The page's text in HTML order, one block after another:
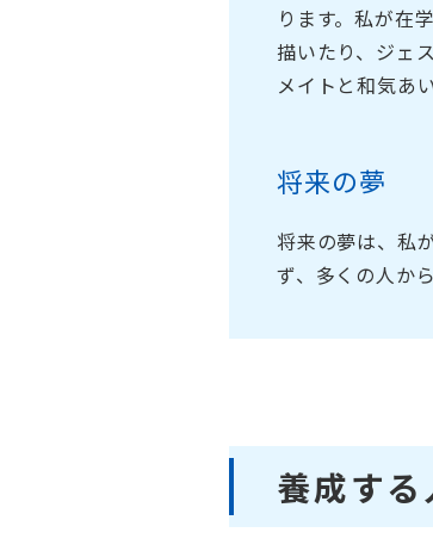
ります。私が在
描いたり、ジェ
メイトと和気あ
将来の夢
将来の夢は、私
ず、多くの人か
養成す